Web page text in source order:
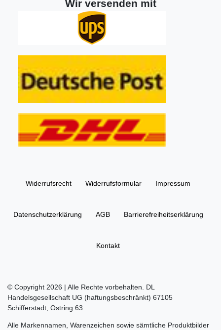
Wir versenden mit
Widerrufs­recht Widerrufs­formular Impressum
Daten­schutz­erklärung AGB Barrierefreiheitserklärung
Kontakt
© Copyright 2026 | Alle Rechte vorbehalten. DL
Handelsgesellschaft UG (haftungsbeschränkt) 67105
Schifferstadt, Ostring 63
Alle Markennamen, Warenzeichen sowie sämtliche Produktbilder